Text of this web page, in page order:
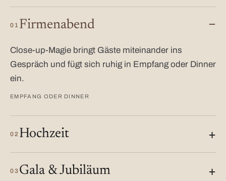
01 Firmenabend
Close-up-Magie bringt Gäste miteinander ins
Gespräch und fügt sich ruhig in Empfang oder Dinner
ein.
EMPFANG ODER DINNER
02 Hochzeit
03 Gala & Jubiläum